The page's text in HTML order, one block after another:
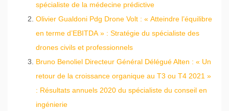
spécialiste de la médecine prédictive
Olivier Gualdoni Pdg Drone Volt : « Atteindre l’équilibre
en terme d’EBITDA » : Stratégie du spécialiste des
drones civils et professionnels
Bruno Benoliel Directeur Général Délégué Alten : « Un
retour de la croissance organique au T3 ou T4 2021 »
: Résultats annuels 2020 du spécialiste du conseil en
ingénierie